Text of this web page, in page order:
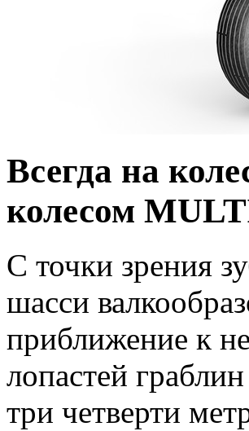
Всегда на
колесом
С точки зрения
шасси
приближение к
лопастей
три четверти